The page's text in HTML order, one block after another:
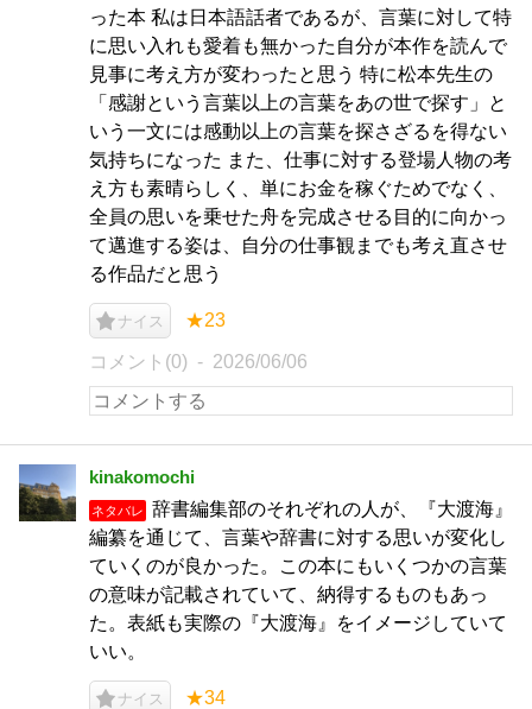
った本 私は日本語話者であるが、言葉に対して特
に思い入れも愛着も無かった自分が本作を読んで
見事に考え方が変わったと思う 特に松本先生の
「感謝という言葉以上の言葉をあの世で探す」と
いう一文には感動以上の言葉を探さざるを得ない
気持ちになった また、仕事に対する登場人物の考
え方も素晴らしく、単にお金を稼ぐためでなく、
全員の思いを乗せた舟を完成させる目的に向かっ
て邁進する姿は、自分の仕事観までも考え直させ
る作品だと思う
ナイス ★23
コメント(0) 2026/06/06
kinakomochi
ネタバレ
辞書編集部のそれぞれの人が、『大渡海』
編纂を通じて、言葉や辞書に対する思いが変化し
ていくのが良かった。この本にもいくつかの言葉
の意味が記載されていて、納得するものもあっ
た。表紙も実際の『大渡海』をイメージしていて
いい。
ナイス ★34